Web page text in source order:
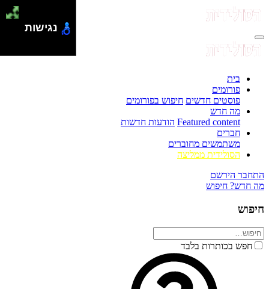
בית
פורומים
פוסטים חדשים חיפוש בפורומים
מה חדש
Featured content הודעות חדשות
חברים
משתמשים מחוברים
הסולידית ממליצה
התחבר הירשם
מה חדש? חיפוש
חיפוש
חפש בכותרות בלבד
נגישות